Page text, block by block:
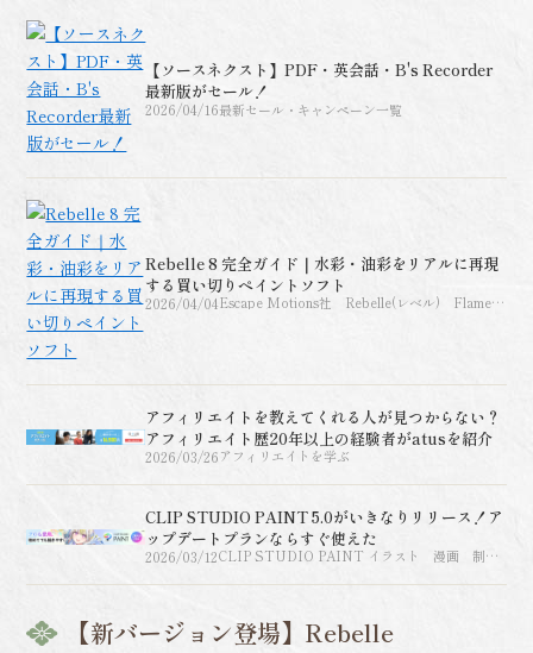
【ソースネクスト】PDF・英会話・B's Recorder
最新版がセール！
2026/04/16最新セール・キャンペーン一覧
Rebelle 8 完全ガイド｜水彩・油彩をリアルに再現
する買い切りペイントソフト
2026/04/04Escape Motions社 Rebelle(レベル) Flame
Painter(フレームペインタ
アフィリエイトを教えてくれる人が見つからない？
アフィリエイト歴20年以上の経験者がatusを紹介
2026/03/26アフィリエイトを学ぶ
CLIP STUDIO PAINT 5.0がいきなりリリース！ア
ップデートプランならすぐ使えた
2026/03/12CLIP STUDIO PAINT イラスト 漫画 制作
ソフト グラフィックソフト【パソコンでお絵描
き】
【新バージョン登場】Rebelle